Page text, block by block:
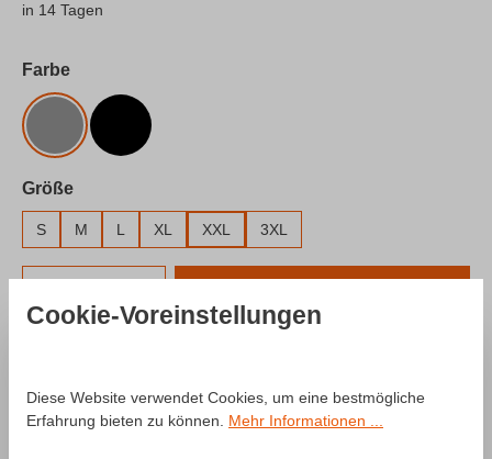
in 14 Tagen
Farbeauswählen
Grau Schwarz
Größeauswählen
S M L XL XXL 3XL
Produkt Anzahl: Gib den gewünschten
Cookie-Voreinstellungen
Diese Website verwendet Cookies, um eine bestmögliche
Erfahrung bieten zu können. Mehr Informationen ...